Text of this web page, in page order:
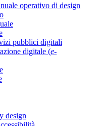
operativo di design
pubblici digitali
digitale (e-
design